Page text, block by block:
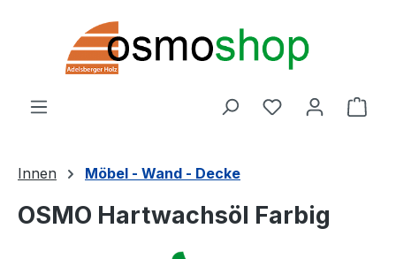
Zum Hauptinhalt springen
Du hast 0
Innen Möbel - Wand - Decke
OSMO Hartwachsöl Farbig